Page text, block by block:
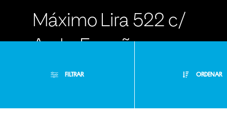
FILTRAR ORDENAR
Máximo Lira 522 c/
Avda. España -
Asunción Paraguay